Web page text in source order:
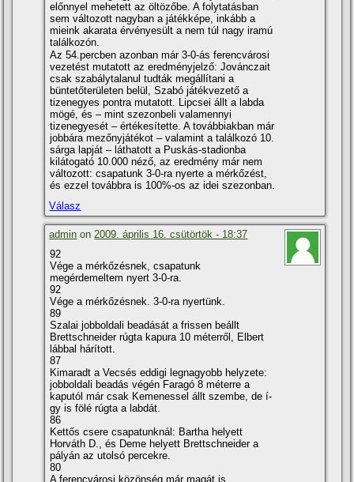
előnnyel mehetett az öltözőbe. A folytatásban
sem változott nagyban a játékképe, inkább a
mieink akarata érvényesült a nem túl nagy iramú
találkozón.
Az 54.percben azonban már 3-0-ás ferencvárosi
vezetést mutatott az eredményjelző: Jovánczait
csak szabálytalanul tudták megállí­tani a
büntetőterületen belül, Szabó játékvezető a
tizenegyes pontra mutatott. Lipcsei állt a labda
mögé, és – mint szezonbeli valamennyi
tizenegyesét – értékesí­tette. A továbbiakban már
jobbára mezőnyjátékot – valamint a találkozó 10.
sárga lapját – láthatott a Puskás-stadionba
kilátogató 10.000 néző, az eredmény már nem
változott: csapatunk 3-0-ra nyerte a mérkőzést,
és ezzel továbbra is 100%-os az idei szezonban.
Válasz
admin on2009. április 16. csütörtök - 18:37
92
Vége a mérkőzésnek, csapatunk
megérdemeltem nyert 3-0-ra.
92
Vége a mérkőzésnek. 3-0-ra nyertünk.
89
Szalai jobboldali beadását a frissen beállt
Brettschneider rúgta kapura 10 méterről, Elbert
lábbal hárí­tott.
87
Kimaradt a Vecsés eddigi legnagyobb helyzete:
jobboldali beadás végén Faragó 8 méterre a
kaputól már csak Kemenessel állt szembe, de í­
gy is fölé rúgta a labdát.
86
Kettős csere csapatunknál: Bartha helyett
Horváth D., és Deme helyett Brettschneider a
pályán az utolsó percekre.
80
A ferencvárosi közönség már magát is